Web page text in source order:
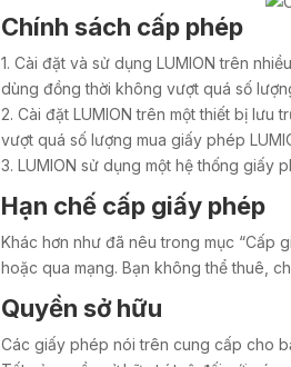
Chính sách cấp phép
1. Cài đặt và sử dụng LUMION trên
dùng đồng thời không vượt quá số
2. Cài đặt LUMION trên một thiết bị lưu
vượt quá số lượng mua giấy phép
3. LUMION sử dụng một hệ thống
Hạn chế cấp giấy phép
Khác hơn như đã nêu trong mục “Cấp
hoặc qua mạng. Bạn không thể thuê,
Quyền sở hữu
Các giấy phép nói trên cung cấp cho